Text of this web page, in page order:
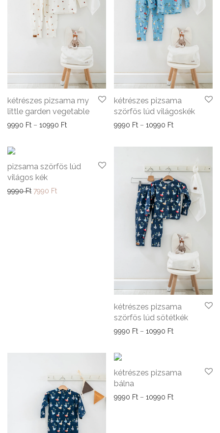
kétrészes pizsama my
little garden vegetable
9990 Ft – 10990 FtÁrtartomány: 9990 Ft - 10990 Ft
kétrészes pizsama
szörfös lúd világoskék
9990 Ft – 10990 FtÁrtartomány:
pizsama szörfös lúd
világos kék
9990Ft Original price was: 9990 Ft.
7990 FtCurrent price is: 7990 Ft.
kétrészes pizsama
szörfös lúd sötétkék
9990 Ft – 10990 FtÁrtartomány:
kétrészes pizsama
bálna
9990 Ft – 10990 FtÁrtartomány: